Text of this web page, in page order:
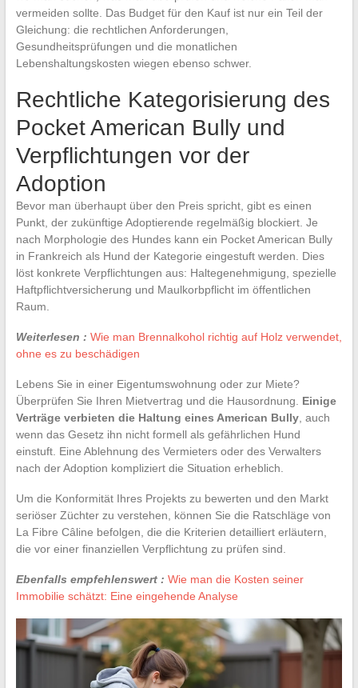
vermeiden sollte. Das Budget für den Kauf ist nur ein Teil der
Gleichung: die rechtlichen Anforderungen,
Gesundheitsprüfungen und die monatlichen
Lebenshaltungskosten wiegen ebenso schwer.
Rechtliche Kategorisierung des
Pocket American Bully und
Verpflichtungen vor der
Adoption
Bevor man überhaupt über den Preis spricht, gibt es einen
Punkt, der zukünftige Adoptierende regelmäßig blockiert. Je
nach Morphologie des Hundes kann ein Pocket American Bully
in Frankreich als Hund der Kategorie eingestuft werden. Dies
löst konkrete Verpflichtungen aus: Haltegenehmigung, spezielle
Haftpflichtversicherung und Maulkorbpflicht im öffentlichen
Raum.
Weiterlesen : Wie man Brennalkohol richtig auf Holz verwendet,
ohne es zu beschädigen
Lebens Sie in einer Eigentumswohnung oder zur Miete?
Überprüfen Sie Ihren Mietvertrag und die Hausordnung. Einige
Verträge verbieten die Haltung eines American Bully, auch
wenn das Gesetz ihn nicht formell als gefährlichen Hund
einstuft. Eine Ablehnung des Vermieters oder des Verwalters
nach der Adoption kompliziert die Situation erheblich.
Um die Konformität Ihres Projekts zu bewerten und den Markt
seriöser Züchter zu verstehen, können Sie die Ratschläge von
La Fibre Câline befolgen, die die Kriterien detailliert erläutern,
die vor einer finanziellen Verpflichtung zu prüfen sind.
Ebenfalls empfehlenswert : Wie man die Kosten seiner
Immobilie schätzt: Eine eingehende Analyse